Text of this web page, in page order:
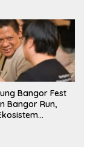
Bangor Fest
Bangor Run,